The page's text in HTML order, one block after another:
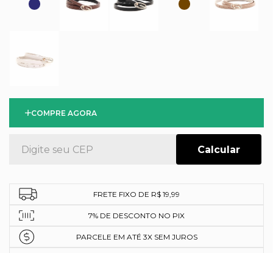
COMPRE AGORA
FRETE FIXO DE R$ 19,99
7% DE DESCONTO NO PIX
PARCELE EM ATÉ 3X SEM JUROS